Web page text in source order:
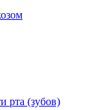
рта (зубов)